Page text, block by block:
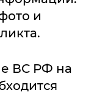
и
ВС РФ на